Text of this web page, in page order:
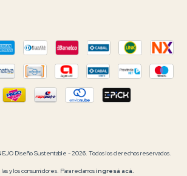
Diseño Sustentable - 2026. Todos los derechos reservados.
y los consumidores. Para reclamosingresá acá.